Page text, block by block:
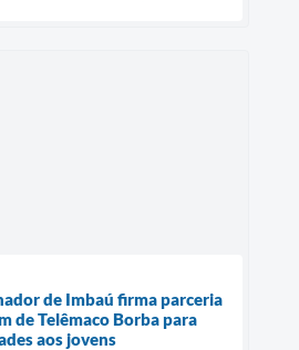
de Imbaú firma parceria
de Telêmaco Borba para
aos jovens